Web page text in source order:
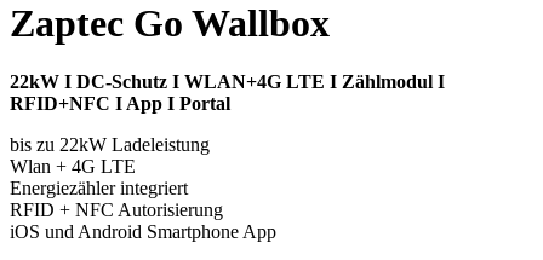
Zaptec Go Wallbox
22kW I DC-Schutz I WLAN+4G LTE I Zählmodul I
RFID+NFC I App I Portal
bis zu 22kW Ladeleistung
Wlan + 4G LTE
Energiezähler integriert
RFID + NFC Autorisierung
iOS und Android Smartphone App